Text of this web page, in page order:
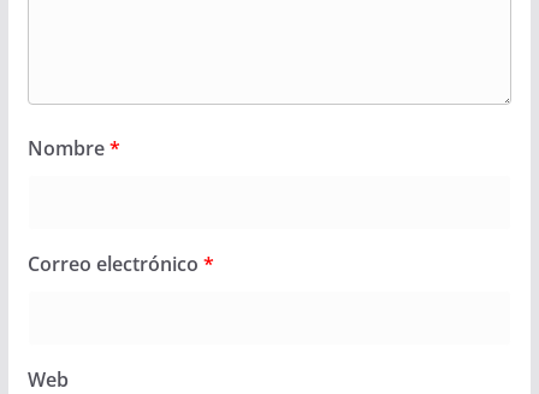
Nombre*
Correo electrónico *
Web